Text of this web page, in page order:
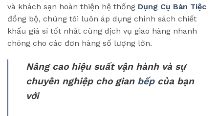
và khách sạn hoàn thiện hệ thống Dụng Cụ Bàn Tiệc
đồng bộ, chúng tôi luôn áp dụng chính sách chiết
khấu giá sỉ tốt nhất cùng dịch vụ giao hàng nhanh
chóng cho các đơn hàng số lượng lớn.
Nâng cao hiệu suất vận hành và sự
chuyên nghiệp cho gian bếpcủa bạn
với